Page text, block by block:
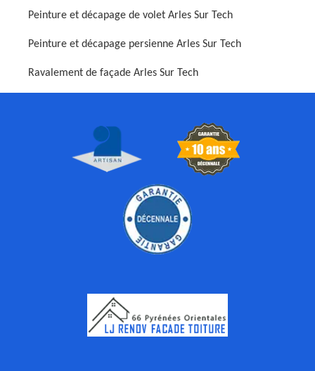
Peinture et décapage de volet Arles Sur Tech
Peinture et décapage persienne Arles Sur Tech
Ravalement de façade Arles Sur Tech